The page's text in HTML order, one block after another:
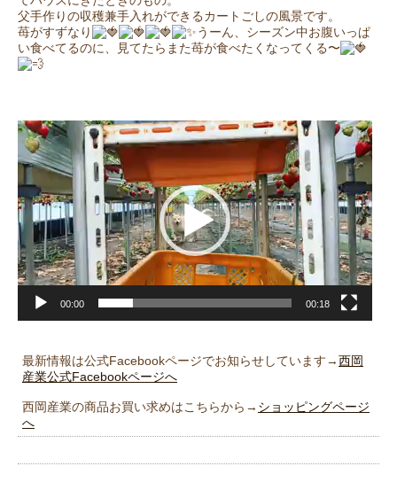
父手作りの収穫兼手入れができるカートごしの風景です。
苺がすずなり
うーん、シーズン中お腹いっぱ
い食べてるのに、見てたらまた苺が食べたくなってくる〜
動
画
プ
ー
ヤ
ー
00:00 00:18
最新情報は公式Facebookページでお知らせしています→西岡
産業公式Facebookページへ
西岡産業の商品お買い求めはこちらから→ ショッピングページ
へ